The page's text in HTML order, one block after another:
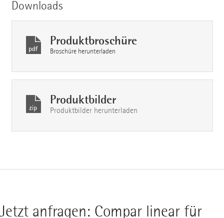
Downloads
Produktbroschüre
Broschüre herunterladen
Produktbilder
Produktbilder herunterladen
Jetzt anfragen: Compar linear für